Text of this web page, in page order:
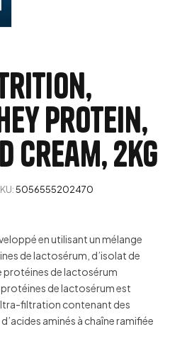
Protein,
Cream, 2kg
5056555202470
en utilisant un mélange
de lactosérum, d’isolat de
protéines de lactosérum
de lactosérum est
filtration contenant des
aminés à chaîne ramifiée